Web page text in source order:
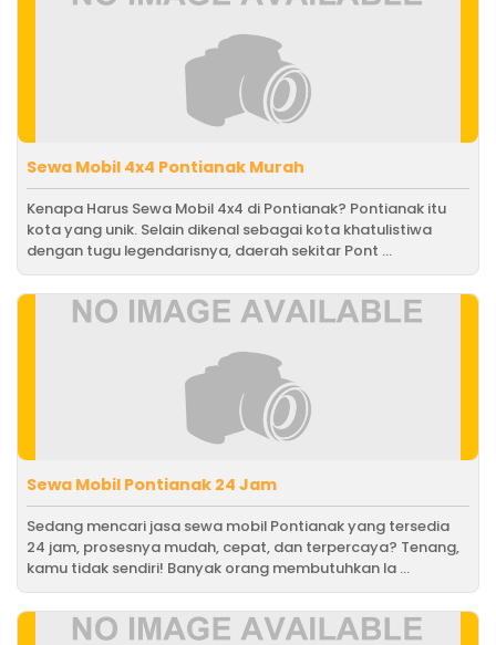
Sewa Mobil 4x4 Pontianak Murah
Kenapa Harus Sewa Mobil 4x4 di Pontianak? Pontianak itu
kota yang unik. Selain dikenal sebagai kota khatulistiwa
dengan tugu legendarisnya, daerah sekitar Pont ...
Sewa Mobil Pontianak 24 Jam
Sedang mencari jasa sewa mobil Pontianak yang tersedia
24 jam, prosesnya mudah, cepat, dan terpercaya? Tenang,
kamu tidak sendiri! Banyak orang membutuhkan la ...